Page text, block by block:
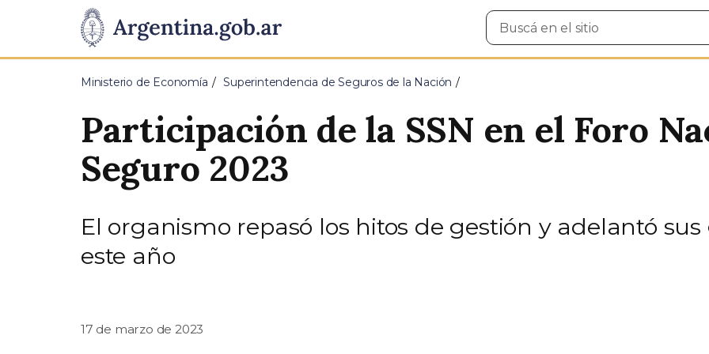
Presidencia
de
Pasar al contenido principal
Buscar
en
Ministerio de Economía Superintendencia de Seguros de la Nación
Participación de la SSN en el Foro
Seguro 2023
El organismo repasó los hitos de gestión y adelantó
este año
17 de marzo de 2023